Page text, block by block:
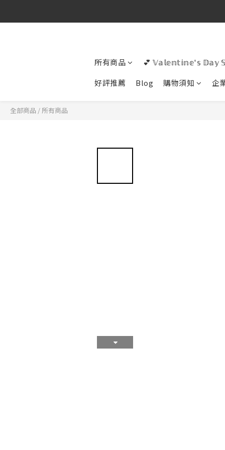
所有商品
💕 𝕍𝕒𝕝𝕖𝕟𝕥𝕚𝕟𝕖'𝕤 𝔻𝕒𝕪
好評推薦
Blog 購物須知 企
全部商品 / 所有商品